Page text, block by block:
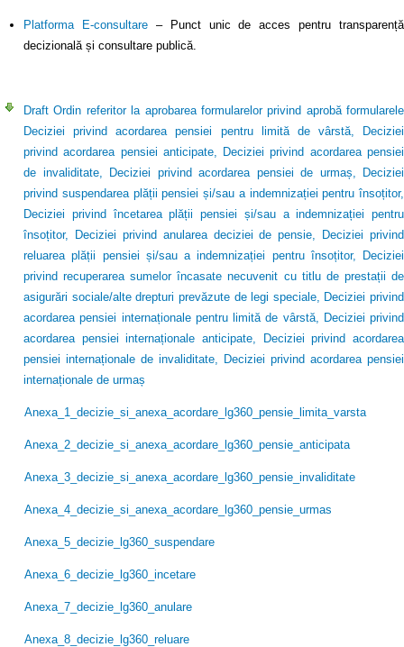
Platforma E-consultare– Punct unic de acces pentru transparență
decizională și consultare publică.
Draft Ordin referitor la aprobarea formularelor privind aprobă formularele
Deciziei privind acordarea pensiei pentru limită de vârstă, Deciziei
privind acordarea pensiei anticipate, Deciziei privind acordarea pensiei
de invaliditate, Deciziei privind acordarea pensiei de urmaș, Deciziei
privind suspendarea plății pensiei și/sau a indemnizației pentru însoțitor,
Deciziei privind încetarea plății pensiei și/sau a indemnizației pentru
însoțitor, Deciziei privind anularea deciziei de pensie, Deciziei privind
reluarea plății pensiei și/sau a indemnizației pentru însoțitor, Deciziei
privind recuperarea sumelor încasate necuvenit cu titlu de prestații de
asigurări sociale/alte drepturi prevăzute de legi speciale, Deciziei privind
acordarea pensiei internaționale pentru limită de vârstă, Deciziei privind
acordarea pensiei internaționale anticipate, Deciziei privind acordarea
pensiei internaționale de invaliditate, Deciziei privind acordarea pensiei
internaționale de urmaș
Anexa_1_decizie_si_anexa_acordare_lg360_pensie_limita_varsta
Anexa_2_decizie_si_anexa_acordare_lg360_pensie_anticipata
Anexa_3_decizie_si_anexa_acordare_lg360_pensie_invaliditate
Anexa_4_decizie_si_anexa_acordare_lg360_pensie_urmas
Anexa_5_decizie_lg360_suspendare
Anexa_6_decizie_lg360_incetare
Anexa_7_decizie_lg360_anulare
Anexa_8_decizie_lg360_reluare